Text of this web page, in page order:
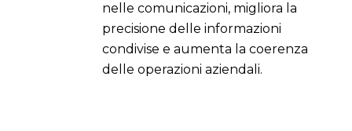
nelle comunicazioni, migliora la
precisione delle informazioni
condivise e aumenta la coerenza
delle operazioni aziendali.